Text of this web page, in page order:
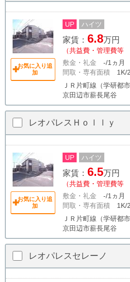
お気に入り追
加
UP ハイツ
家賃： 6.8万円
（共益費・管理費等
敷金・礼金 -/1ヵ月
間取・専有面積 1K/
ＪＲ片町線（学研都
京田辺市薪長尾谷
レオパレスＨｏｌｌｙ
お気に入り追
加
UP ハイツ
家賃： 6.5万円
（共益費・管理費等
敷金・礼金 -/1ヵ月
間取・専有面積 1K/
ＪＲ片町線（学研都
京田辺市薪長尾谷
レオパレスセレーノ